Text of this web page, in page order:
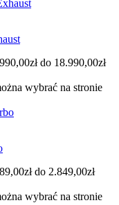
do 18.990,00zł
wybrać na stronie
do 2.849,00zł
wybrać na stronie